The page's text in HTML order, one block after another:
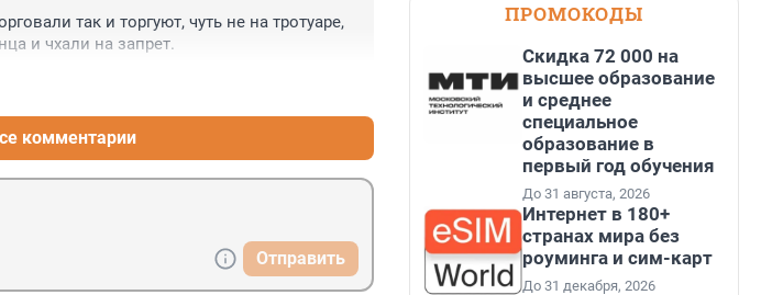
так и торгуют, чуть не на тротуаре,
и чхали на запрет.
комментарии
Отправить
ПРОМОКОДЫ
Скидка 72 000 на
высшее образование
и среднее
специальное
образование в
первый год обучения
До 31 августа, 2026
Интернет в 180+
странах мира без
роуминга и сим-карт
До 31 декабря, 2026